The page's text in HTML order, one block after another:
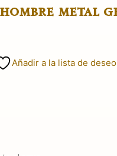
metal
Añadir a la lista de